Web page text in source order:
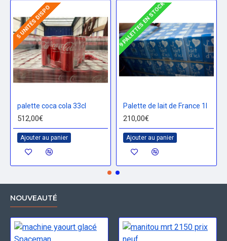
5 UNITÉS DISPO
palette coca cola 33cl
512,00€
Ajouter au panier
9 PALETTES EN STOCK
Palette de lait de France 1l
210,00€
Ajouter au panier
NOUVEAUTÉ